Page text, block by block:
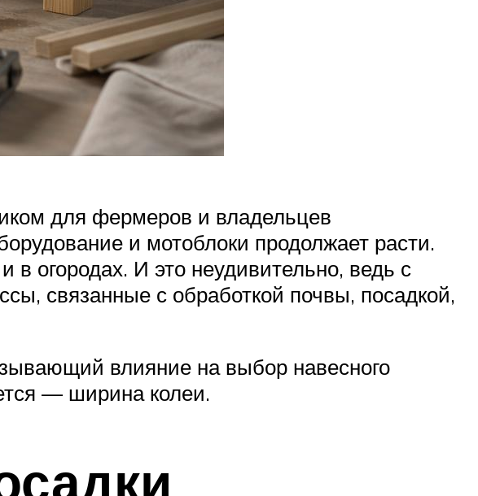
для фермеров и владельцев
и мотоблоки продолжает расти.
огородах. И это неудивительно, ведь с
связанные с обработкой почвы, посадкой,
влияние на выбор навесного
— ширина колеи.